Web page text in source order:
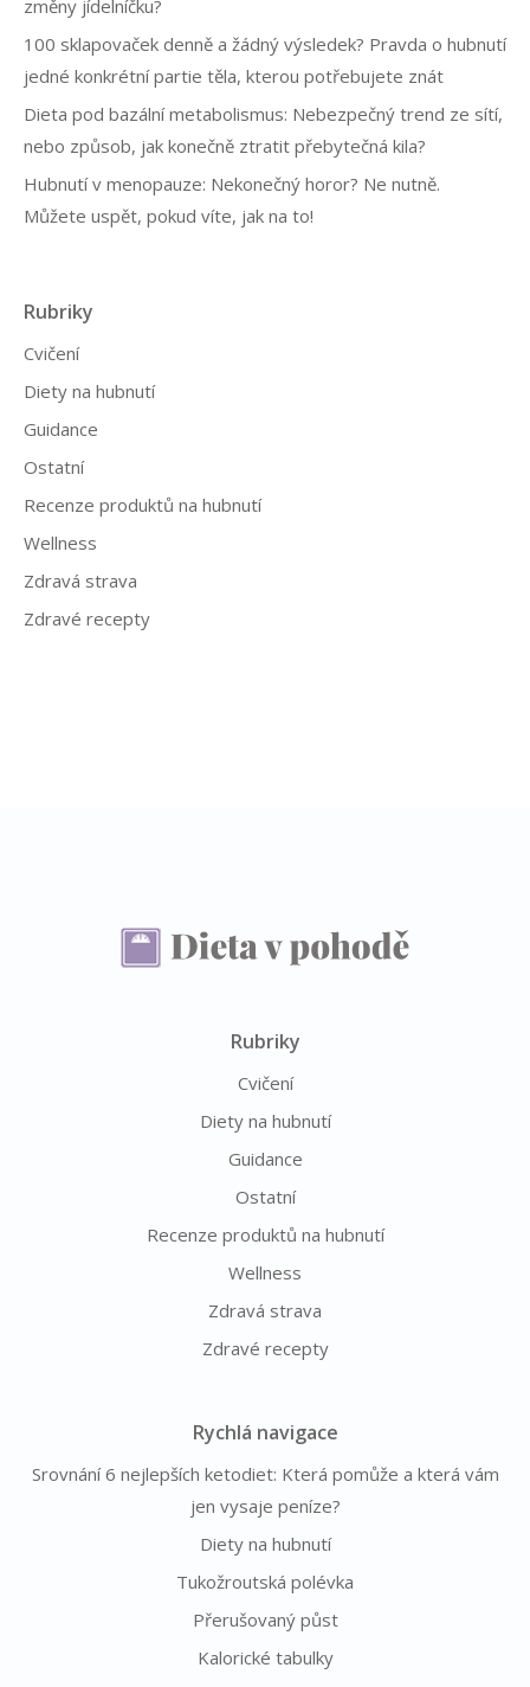
změny jídelníčku?
100 sklapovaček denně a žádný výsledek? Pravda o hubnutí
jedné konkrétní partie těla, kterou potřebujete znát
Dieta pod bazální metabolismus: Nebezpečný trend ze sítí,
nebo způsob, jak konečně ztratit přebytečná kila?
Hubnutí v menopauze: Nekonečný horor? Ne nutně.
Můžete uspět, pokud víte, jak na to!
Rubriky
Cvičení
Diety na hubnutí
Guidance
Ostatní
Recenze produktů na hubnutí
Wellness
Zdravá strava
Zdravé recepty
Rubriky
Cvičení
Diety na hubnutí
Guidance
Ostatní
Recenze produktů na hubnutí
Wellness
Zdravá strava
Zdravé recepty
Rychlá navigace
Srovnání 6 nejlepších ketodiet: Která pomůže a která vám
jen vysaje peníze?
Diety na hubnutí
Tukožroutská polévka
Přerušovaný půst
Kalorické tabulky